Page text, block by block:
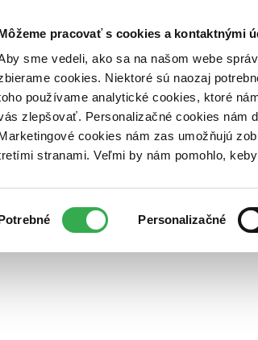
pracovať s cookies a kontaktnými
sme vedeli, ako sa na našom webe
cookies. Niektoré sú naozaj
používame analytické cookies, ktoré
zlepšovať. Personalizačné cookies nám
cookies nám zas umožňujú
stranami. Veľmi by nám pomohlo,
Personalizačné